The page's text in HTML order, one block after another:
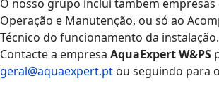
O nosso grupo inclui tambem empresas
Operação e Manutenção, ou só ao
Técnico do funcionamento da instalação.
Contacte a empresa AquaExpert W&PS
geral@aquaexpert.pt ou seguindo para